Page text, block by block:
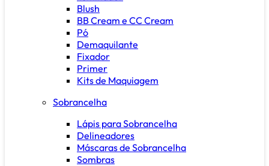
Blush
BB Cream e CC Cream
Pó
Demaquilante
Fixador
Primer
Kits de Maquiagem
Sobrancelha
Lápis para Sobrancelha
Delineadores
Máscaras de Sobrancelha
Sombras